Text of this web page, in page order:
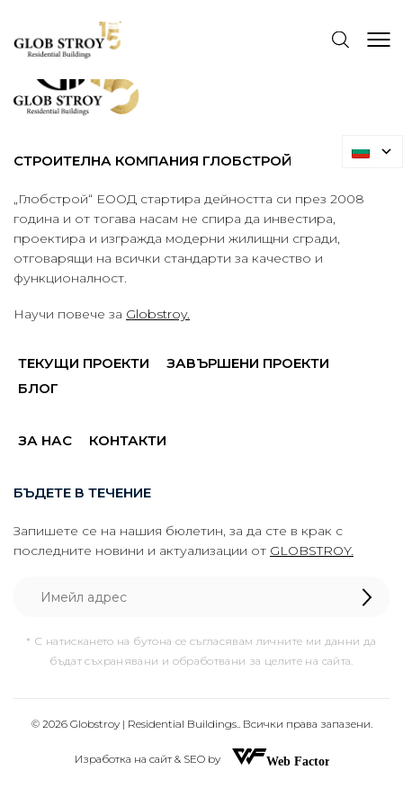
СТРОИТЕЛНА КОМПАНИЯ ГЛОБСТРОЙ
„Глобстрой“ ЕООД стартира дейността си през 2008
година и от тогава насам не спира да инвестира,
проектира и изгражда модерни жилищни сгради,
отговарящи на всички стандарти за качество и
функционалност.
Научи повече за Globstroy.
ТЕКУЩИ ПРОЕКТИ
ЗАВЪРШЕНИ ПРОЕКТИ
БЛОГ
ЗА НАС КОНТАКТИ
БЪДЕТЕ В ТЕЧЕНИЕ
Запишете се на нашия бюлетин, за да сте в крак с
последните новини и актуализации от GLOBSTROY.
* С натискането на бутона се съгласявам личните ми данни да
бъдат съхранявани и обработвани за целите на сайта.
© 2026 Globstroy | Residential Buildings.. Всички права запазени.
Изработка на сайт & SEO by